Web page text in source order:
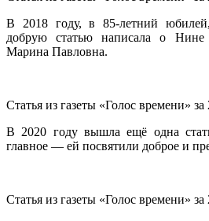
В 2018 году, в 85-летний
добрую статью написала о
Марина Павловна.
Статья из газеты «Голос времени» за
В 2020 году вышла ещё одна
главное — ей посвятили доброе и
Статья из газеты «Голос времени» за